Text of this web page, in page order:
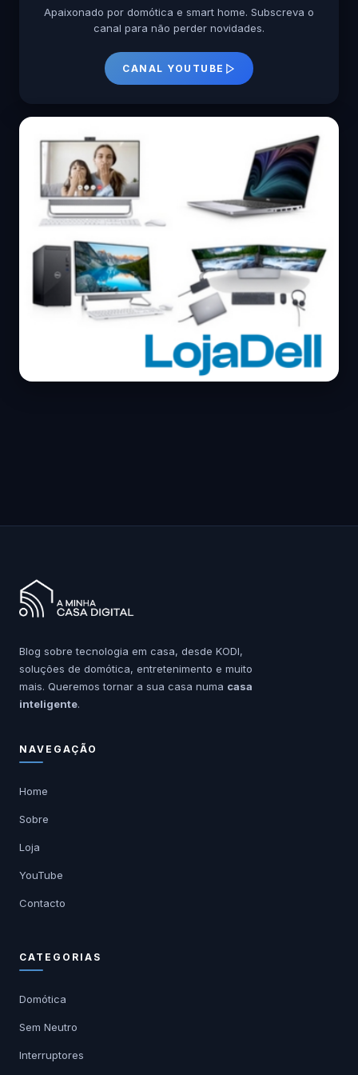
Apaixonado por domótica e smart home. Subscreva o
canal para não perder novidades.
CANAL YOUTUBE
Blog sobre tecnologia em casa, desde KODI,
soluções de domótica, entretenimento e muito
mais. Queremos tornar a sua casa numa casa
inteligente.
NAVEGAÇÃO
Home
Sobre
Loja
YouTube
Contacto
CATEGORIAS
Domótica
Sem Neutro
Interruptores